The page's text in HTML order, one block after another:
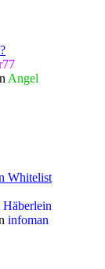
Angel
Whitelist
Häberlein
infoman